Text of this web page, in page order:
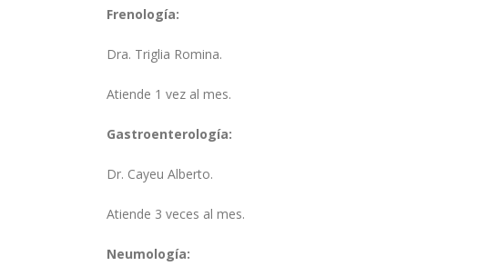
Frenología:
Dra. Triglia Romina.
Atiende 1 vez al mes.
Gastroenterología:
Dr. Cayeu Alberto.
Atiende 3 veces al mes.
Neumología: